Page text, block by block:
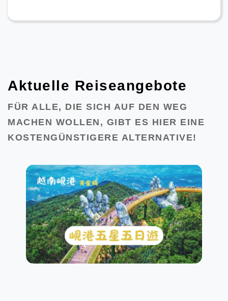
Aktuelle Reiseangebote
FÜR ALLE, DIE SICH AUF DEN WEG
MACHEN WOLLEN, GIBT ES HIER EINE
KOSTENGÜNSTIGERE ALTERNATIVE!